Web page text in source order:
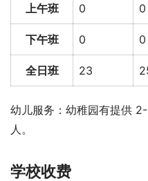
上午班 0 0
下午班 0 0
全日班 23
幼儿服务：幼稚园有提供
人。
学校收费